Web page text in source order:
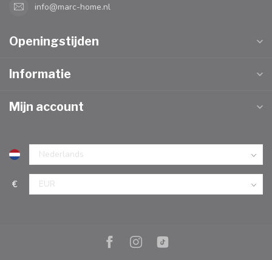
info@marc-home.nl
Openingstijden
Informatie
Mijn account
€